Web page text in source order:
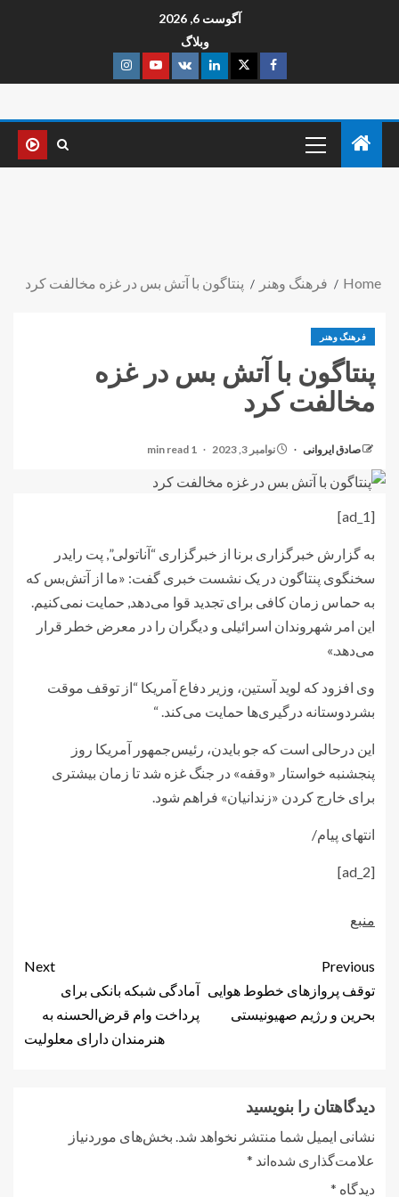
آگوست 6, 2026
وبلاگ
Home فرهنگ وهنر پنتاگون با آتش بس در غزه مخالفت کرد
فرهنگ وهنر
پنتاگون با آتش بس در غزه
مخالفت کرد
صادق ایروانی نوامبر 3, 2023 1 min read
[ad_1]
به گزارش خبرگزاری برنا از خبرگزاری “آناتولی”, پت رایدر
سخنگوی پنتاگون در یک نشست خبری گفت: «ما از آتش‌بس که
به حماس زمان کافی برای تجدید قوا می‌دهد, حمایت نمی‌کنیم.
این امر شهروندان اسرائیلی و دیگران را در معرض خطر قرار
می‌دهد.»
وی افزود که لوید آستین، وزیر دفاع آمریکا “از توقف موقت
بشردوستانه درگیری‌ها حمایت می‌کند. “
این درحالی است که جو بایدن، رئیس‌جمهور آمریکا روز
پنجشنبه خواستار «وقفه» در جنگ غزه شد تا زمان بیشتری
برای خارج کردن «زندانیان» فراهم شود.
انتهای پیام/
[ad_2]
منبع
Previous
توقف پروازهای خطوط هوایی
بحرین و رژیم صهیونیستی
Next
آمادگی شبکه بانکی برای
پرداخت وام قرض‌الحسنه به
هنرمندان دارای معلولیت
دیدگاهتان را بنویسید
نشانی ایمیل شما منتشر نخواهد شد. بخش‌های موردنیاز
علامت‌گذاری شده‌اند *
دیدگاه *